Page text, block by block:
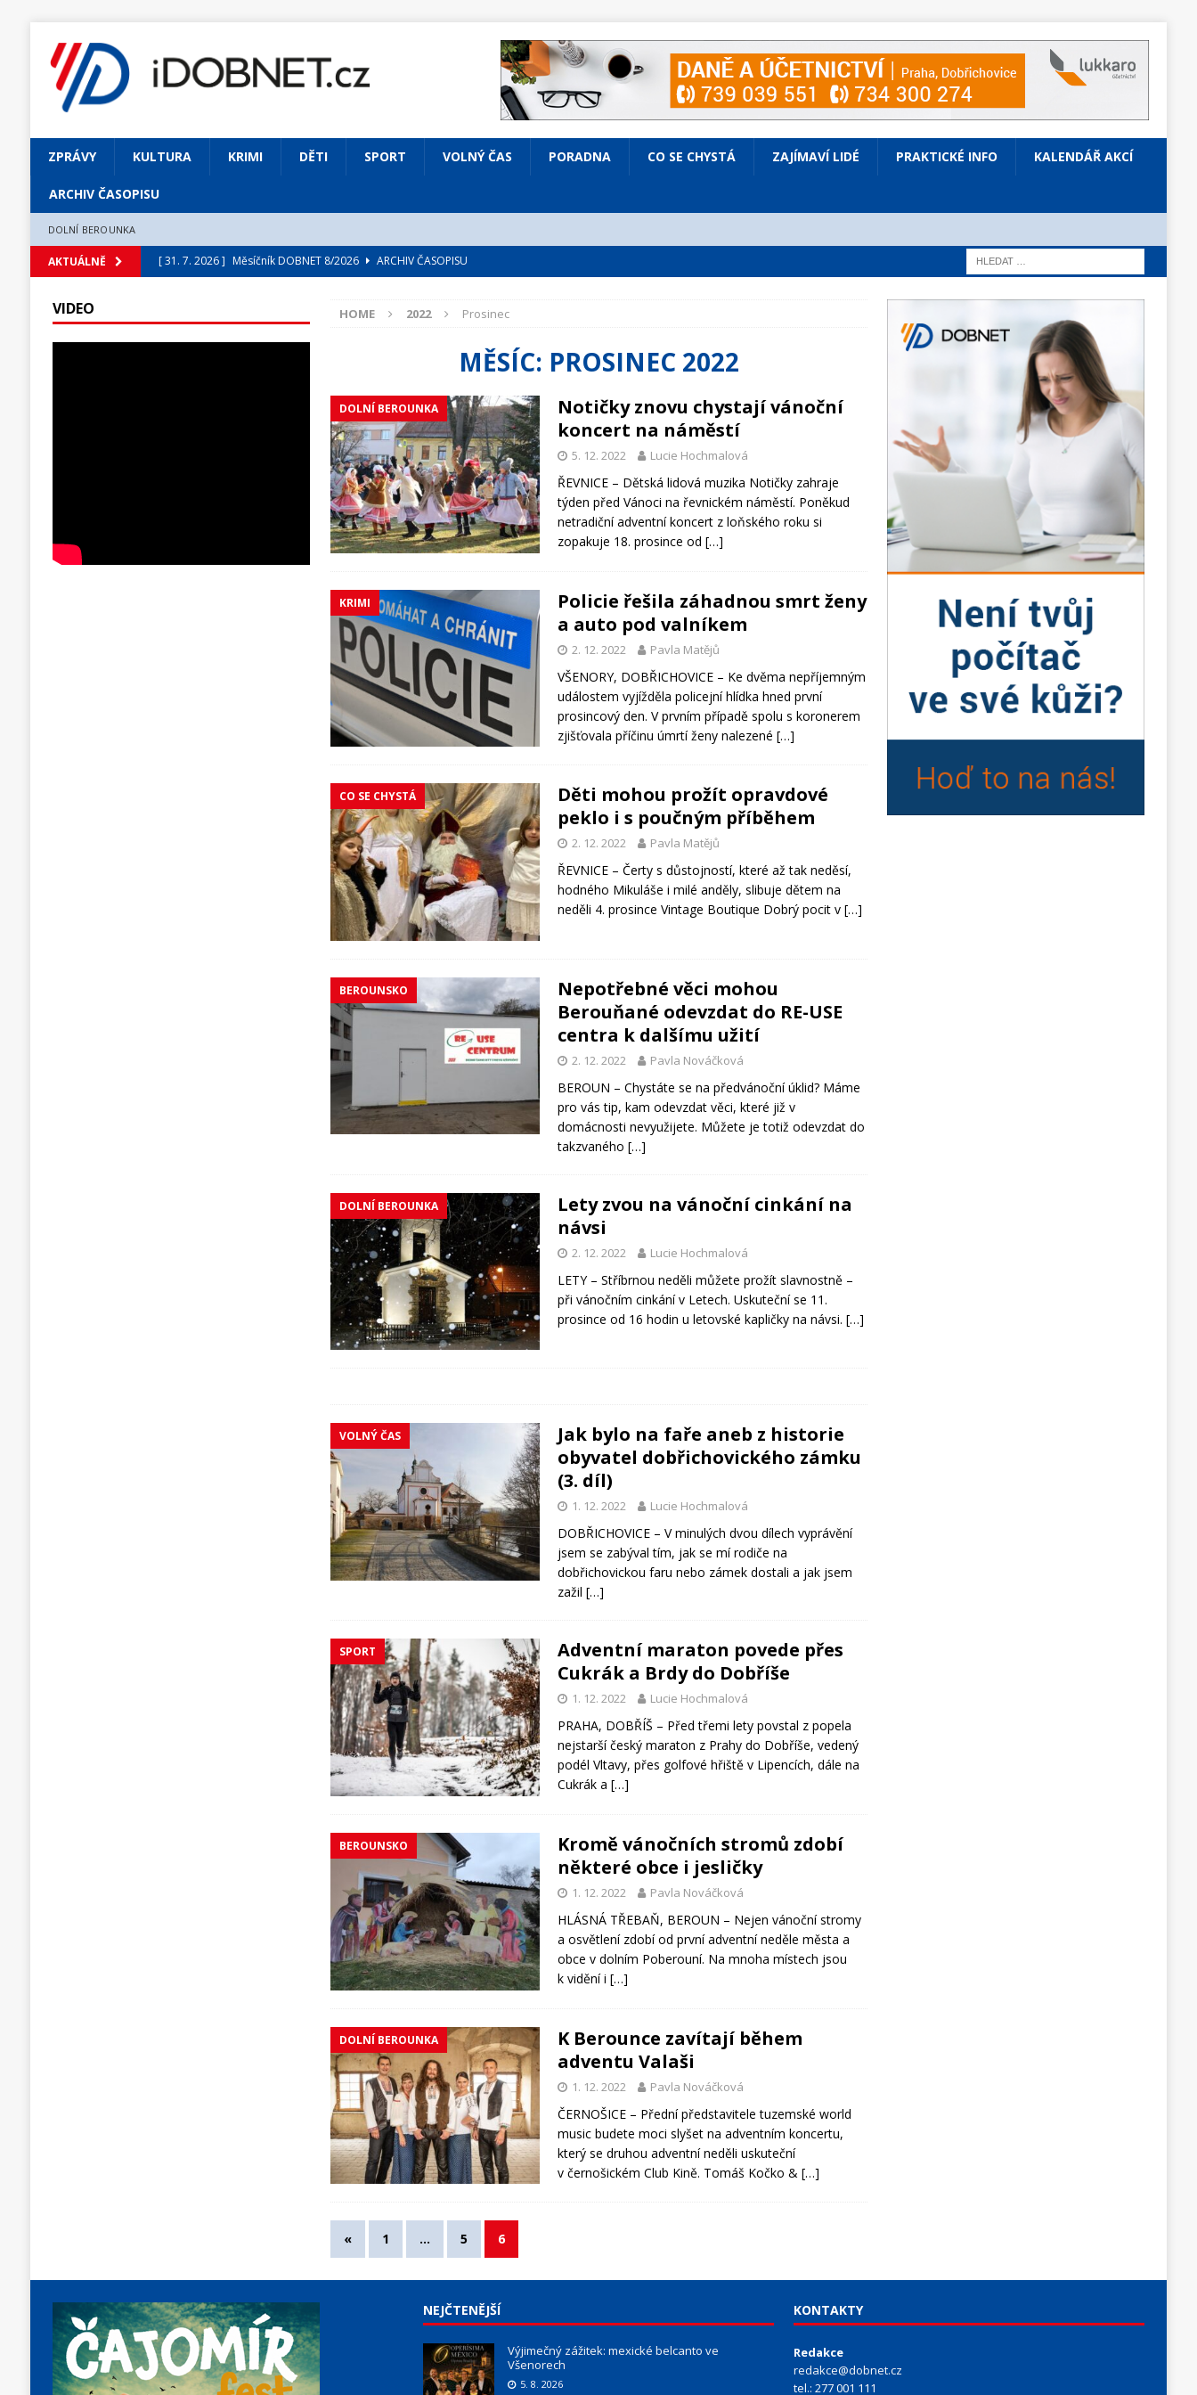
ZPRÁVY KULTURA KRIMI DĚTI SPORT VOLNÝ ČAS PORADNA CO SE CHYSTÁ ZAJÍMAVÍ LIDÉ PRAKTICKÉ INFO KALENDÁŘ AKCÍ
ARCHIV ČASOPISU
DOLNÍ BEROUNKA
AKTUÁLNĚ [ 31. 7. 2026 ] Měsíčník DOBNET 8/2026
ARCHIV ČASOPISU
[ 31. 7. 2026 ] Skrze květ objevuji vše podstatné
ZAJÍMAVÍ LIDÉ
Jednou Slavoj, vždycky Slavoj!
VOLNÝ ČAS
Výjimečný zážitek: mexické belcanto ve Všenorech KULTURA
HOME 2022 Prosinec
MĚSÍC: PROSINEC 2022
DOLNÍ BEROUNKA
Notičky znovu chystají vánoční
koncert na náměstí
5. 12. 2022 Lucie Hochmalová
ŘEVNICE – Dětská lidová muzika Notičky zahraje
týden před Vánoci na řevnickém náměstí. Poněkud
netradiční adventní koncert z loňského roku si
zopakuje 18. prosince od[…]
KRIMI
Policie řešila záhadnou smrt ženy
a auto pod valníkem
2. 12. 2022 Pavla Matějů
VŠENORY, DOBŘICHOVICE – Ke dvěma nepříjemným
událostem vyjížděla policejní hlídka hned první
prosincový den. V prvním případě spolu s koronerem
zjišťovala příčinu úmrtí ženy nalezené[…]
CO SE CHYSTÁ
Děti mohou prožít opravdové
peklo i s poučným příběhem
2. 12. 2022 Pavla Matějů
ŘEVNICE – Čerty s důstojností, které až tak neděsí,
hodného Mikuláše i milé anděly, slibuje dětem na
neděli 4. prosince Vintage Boutique Dobrý pocit v[…]
BEROUNSKO
Nepotřebné věci mohou
Berouňané odevzdat do RE-USE
centra k dalšímu užití
2. 12. 2022 Pavla Nováčková
BEROUN – Chystáte se na předvánoční úklid? Máme
pro vás tip, kam odevzdat věci, které již v
domácnosti nevyužijete. Můžete je totiž odevzdat do
takzvaného[…]
DOLNÍ BEROUNKA
Lety zvou na vánoční cinkání na
návsi
2. 12. 2022 Lucie Hochmalová
LETY – Stříbrnou neděli můžete prožít slavnostně –
při vánočním cinkání v Letech. Uskuteční se 11.
prosince od 16 hodin u letovské kapličky na návsi.[…]
VOLNÝ ČAS
Jak bylo na faře aneb z historie
obyvatel dobřichovického zámku
(3. díl)
1. 12. 2022 Lucie Hochmalová
DOBŘICHOVICE – V minulých dvou dílech vyprávění
jsem se zabýval tím, jak se mí rodiče na
dobřichovickou faru nebo zámek dostali a jak jsem
zažil[…]
SPORT
Adventní maraton povede přes
Cukrák a Brdy do Dobříše
1. 12. 2022 Lucie Hochmalová
PRAHA, DOBŘÍŠ – Před třemi lety povstal z popela
nejstarší český maraton z Prahy do Dobříše, vedený
podél Vltavy, přes golfové hřiště v Lipencích, dále na
Cukrák a[…]
BEROUNSKO
Kromě vánočních stromů zdobí
některé obce i jesličky
1. 12. 2022 Pavla Nováčková
HLÁSNÁ TŘEBAŇ, BEROUN – Nejen vánoční stromy
a osvětlení zdobí od první adventní neděle města a
obce v dolním Poberouní. Na mnoha místech jsou
k vidění i[…]
DOLNÍ BEROUNKA
K Berounce zavítají během
adventu Valaši
1. 12. 2022 Pavla Nováčková
ČERNOŠICE – Přední představitele tuzemské world
music budete moci slyšet na adventním koncertu,
který se druhou adventní neděli uskuteční
v černošickém Club Kině. Tomáš Kočko &[…]
« 1 … 5 6
VIDEO
NEJČTENĚJŠÍ
Výjimečný zážitek: mexické belcanto ve
Všenorech
5. 8. 2026
KONTAKTY
Redakce
redakce@dobnet.cz
tel.: 277 001 111